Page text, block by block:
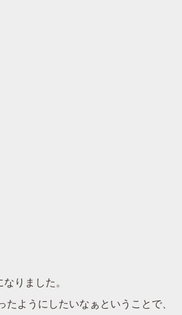
りました。
ようにしたいなぁということで、